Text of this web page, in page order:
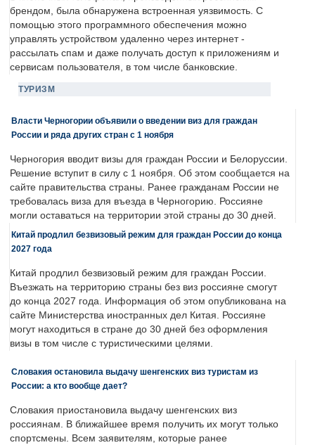
брендом, была обнаружена встроенная уязвимость. С
помощью этого программного обеспечения можно
управлять устройством удаленно через интернет -
рассылать спам и даже получать доступ к приложениям и
сервисам пользователя, в том числе банковские.
ТУРИЗМ
Власти Черногории объявили о введении виз для граждан
России и ряда других стран с 1 ноября
Черногория вводит визы для граждан России и Белоруссии.
Решение вступит в силу с 1 ноября. Об этом сообщается на
сайте правительства страны. Ранее гражданам России не
требовалась виза для въезда в Черногорию. Россияне
могли оставаться на территории этой страны до 30 дней.
Китай продлил безвизовый режим для граждан России до конца
2027 года
Китай продлил безвизовый режим для граждан России.
Въезжать на территорию страны без виз россияне смогут
до конца 2027 года. Информация об этом опубликована на
сайте Министерства иностранных дел Китая. Россияне
могут находиться в стране до 30 дней без оформления
визы в том числе с туристическими целями.
Словакия остановила выдачу шенгенских виз туристам из
России: а кто вообще дает?
Словакия приостановила выдачу шенгенских виз
россиянам. В ближайшее время получить их могут только
спортсмены. Всем заявителям, которые ранее